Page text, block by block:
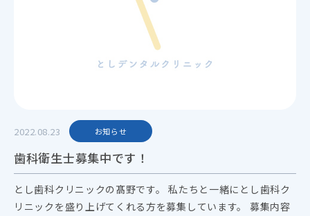
2022.08.23 お知らせ
歯科衛生士募集中です！
とし歯科クリニックの髙野です。 私たちと一緒にとし歯科ク
リニックを盛り上げてくれる方を募集しています。 募集内容